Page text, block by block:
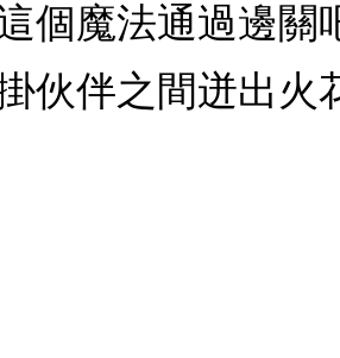
個魔法通過邊關
伴之間迸出火